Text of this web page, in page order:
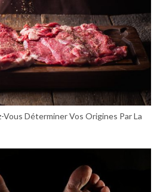
Déterminer Vos Origines Par La